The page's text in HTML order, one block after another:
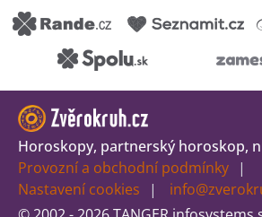
Horoskopy, partnerský horoskop,
Provozní a obchodní podmínky
Nastavení cookies